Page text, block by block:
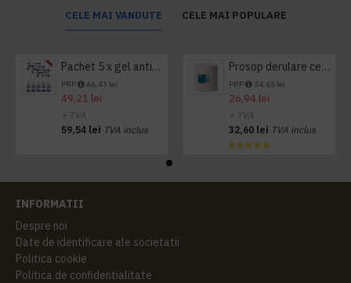
CELE MAI VANDUTE CELE MAI POPULARE
Pachet 5 x gel antibacterian 50ml si 3 x Servetele antibacteriene 48 buc Hygienium
PRP 66,43 lei
49,21 lei
+ TVA
59,54 lei TVA inclus
Prosop derulare centrala 1 pliu, 300 m Tork
PRP 34,65 lei
26,94 lei
+ TVA
32,60 lei TVA inclus
INFORMATII
Despre noi
Date de identificare ale societatii
Politica cookie
Politica de confidentialitate